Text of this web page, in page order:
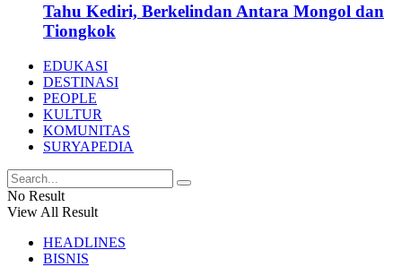
Tahu Kediri, Berkelindan Antara Mongol dan
Tiongkok
EDUKASI
DESTINASI
PEOPLE
KULTUR
KOMUNITAS
SURYAPEDIA
No Result
View All Result
HEADLINES
BISNIS